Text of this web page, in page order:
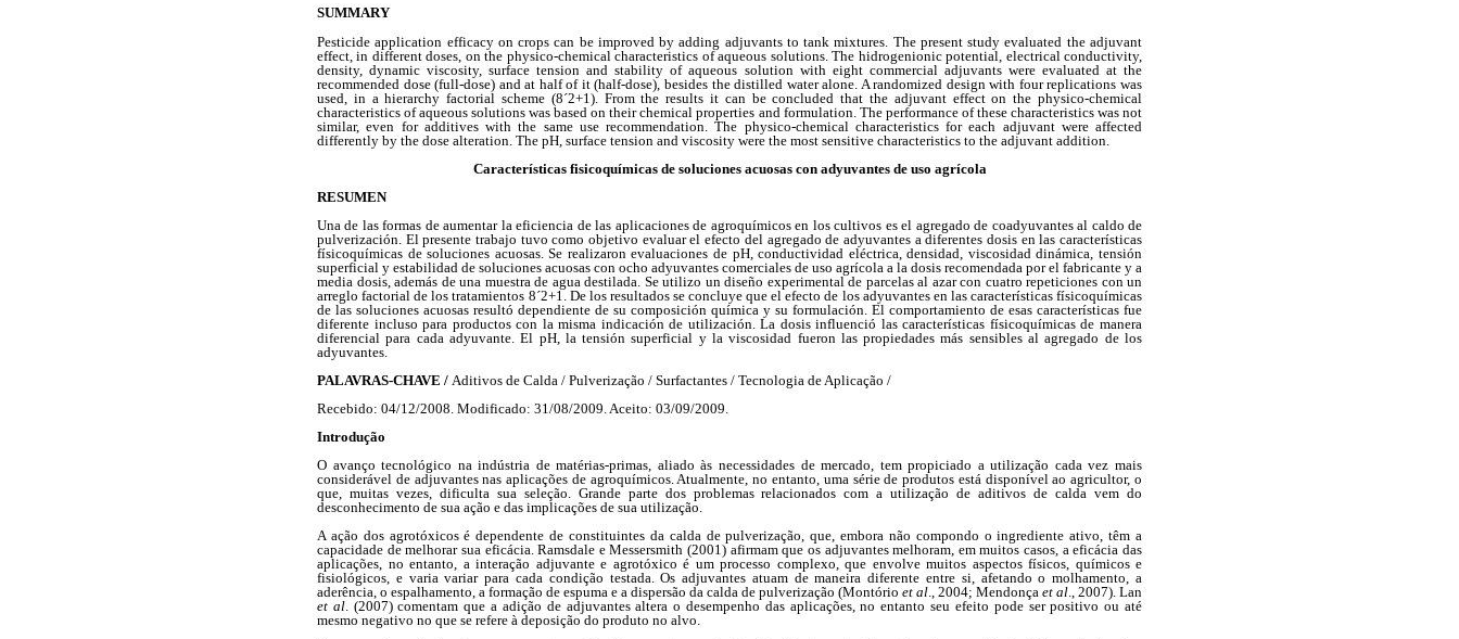
SUMMARY
Pesticide application efficacy on crops can be improved by adding adjuvants to tank mixtures. The present study evaluated the adjuvant
effect, in different doses, on the physico-chemical characteristics of aqueous solutions. The hidrogenionic potential, electrical conductivity,
density, dynamic viscosity, surface tension and stability of aqueous solution with eight commercial adjuvants were evaluated at the
recommended dose (full-dose) and at half of it (half-dose), besides the distilled water alone. A randomized design with four replications was
used, in a hierarchy factorial scheme (8´2+1). From the results it can be concluded that the adjuvant effect on the physico-chemical
characteristics of aqueous solutions was based on their chemical properties and formulation. The performance of these characteristics was not
similar, even for additives with the same use recommendation. The physico-chemical characteristics for each adjuvant were affected
differently by the dose alteration. The pH, surface tension and viscosity were the most sensitive characteristics to the adjuvant addition.
Características fisicoquímicas de soluciones acuosas con adyuvantes de uso agrícola
RESUMEN
Una de las formas de aumentar la eficiencia de las aplicaciones de agroquímicos en los cultivos es el agregado de coadyuvantes al caldo de
pulverización. El presente trabajo tuvo como objetivo evaluar el efecto del agregado de adyuvantes a diferentes dosis en las características
físicoquímicas de soluciones acuosas. Se realizaron evaluaciones de pH, conductividad eléctrica, densidad, viscosidad dinámica, tensión
superficial y estabilidad de soluciones acuosas con ocho adyuvantes comerciales de uso agrícola a la dosis recomendada por el fabricante y a
media dosis, además de una muestra de agua destilada. Se utilizo un diseño experimental de parcelas al azar con cuatro repeticiones con un
arreglo factorial de los tratamientos 8´2+1. De los resultados se concluye que el efecto de los adyuvantes en las características físicoquímicas
de las soluciones acuosas resultó dependiente de su composición química y su formulación. El comportamiento de esas características fue
diferente incluso para productos con la misma indicación de utilización. La dosis influenció las características físicoquímicas de manera
diferencial para cada adyuvante. El pH, la tensión superficial y la viscosidad fueron las propiedades más sensibles al agregado de los
adyuvantes.
PALAVRAS-CHAVE / Aditivos de Calda / Pulverização / Surfactantes / Tecnologia de Aplicação /
Recebido: 04/12/2008. Modificado: 31/08/2009. Aceito: 03/09/2009.
Introdução
O avanço tecnológico na indústria de matérias-primas, aliado às necessidades de mercado, tem propiciado a utilização cada vez mais
considerável de adjuvantes nas aplicações de agroquímicos. Atualmente, no entanto, uma série de produtos está disponível ao agricultor, o
que, muitas vezes, dificulta sua seleção. Grande parte dos problemas relacionados com a utilização de aditivos de calda vem do
desconhecimento de sua ação e das implicações de sua utilização.
A ação dos agrotóxicos é dependente de constituintes da calda de pulverização, que, embora não compondo o ingrediente ativo, têm a
capacidade de melhorar sua eficácia. Ramsdale e Messersmith (2001) afirmam que os adjuvantes melhoram, em muitos casos, a eficácia das
aplicações, no entanto, a interação adjuvante e agrotóxico é um processo complexo, que envolve muitos aspectos físicos, químicos e
fisiológicos, e varia variar para cada condição testada. Os adjuvantes atuam de maneira diferente entre si, afetando o molhamento, a
aderência, o espalhamento, a formação de espuma e a dispersão da calda de pulverização (Montório et al., 2004; Mendonça et al., 2007). Lan
et al. (2007) comentam que a adição de adjuvantes altera o desempenho das aplicações, no entanto seu efeito pode ser positivo ou até
mesmo negativo no que se refere à deposição do produto no alvo.